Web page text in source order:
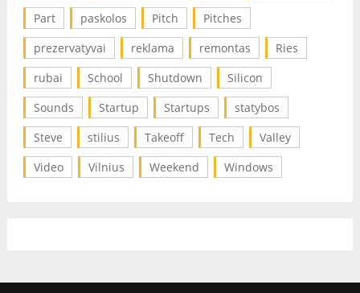
Part
paskolos Pitch
Pitches
prezervatyvai
reklama remontas
Ries
rubai
School Shutdown
Silicon
Sounds
Startup Startups
statybos
Steve
stilius Takeoff Tech
Valley
Video
Vilnius Weekend Windows